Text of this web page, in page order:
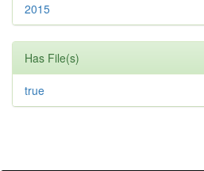
2015
Has File(s)
true